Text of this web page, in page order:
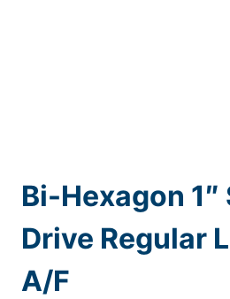
Bi-Hexagon 1″
Drive Regular
A/F